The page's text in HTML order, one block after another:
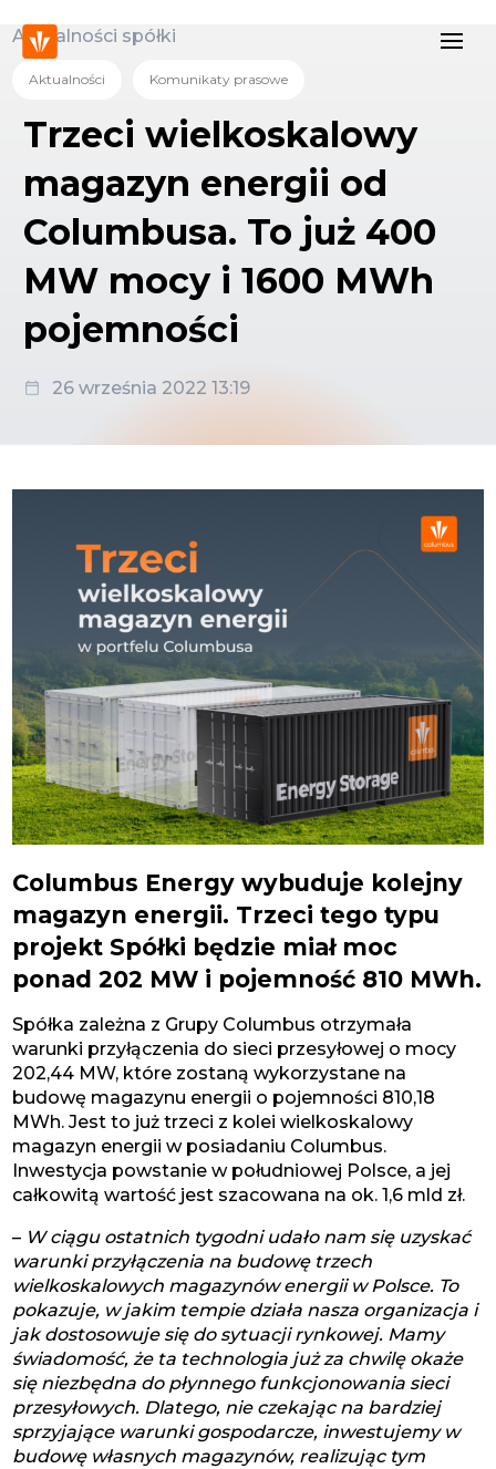
Aktualności spółki
Aktualności Komunikaty prasowe
Trzeci wielkoskalowy
magazyn energii od
Columbusa. To już 400
MW mocy i 1600 MWh
pojemności
26 września 2022 13:19
Columbus Energy wybuduje kolejny
magazyn energii. Trzeci tego typu
projekt Spółki będzie miał moc
ponad 202 MW i pojemność 810 MWh.
Spółka zależna z Grupy Columbus otrzymała
warunki przyłączenia do sieci przesyłowej o mocy
202,44 MW, które zostaną wykorzystane na
budowę magazynu energii o pojemności 810,18
MWh. Jest to już trzeci z kolei wielkoskalowy
magazyn energii w posiadaniu Columbus.
Inwestycja powstanie w południowej Polsce, a jej
całkowitą wartość jest szacowana na ok. 1,6 mld zł.
– W ciągu ostatnich tygodni udało nam się uzyskać
warunki przyłączenia na budowę trzech
wielkoskalowych magazynów energii w Polsce. To
pokazuje, w jakim tempie działa nasza organizacja i
jak dostosowuje się do sytuacji rynkowej. Mamy
świadomość, że ta technologia już za chwilę okaże
się niezbędna do płynnego funkcjonowania sieci
przesyłowych. Dlatego, nie czekając na bardziej
sprzyjające warunki gospodarcze, inwestujemy w
budowę własnych magazynów, realizując tym